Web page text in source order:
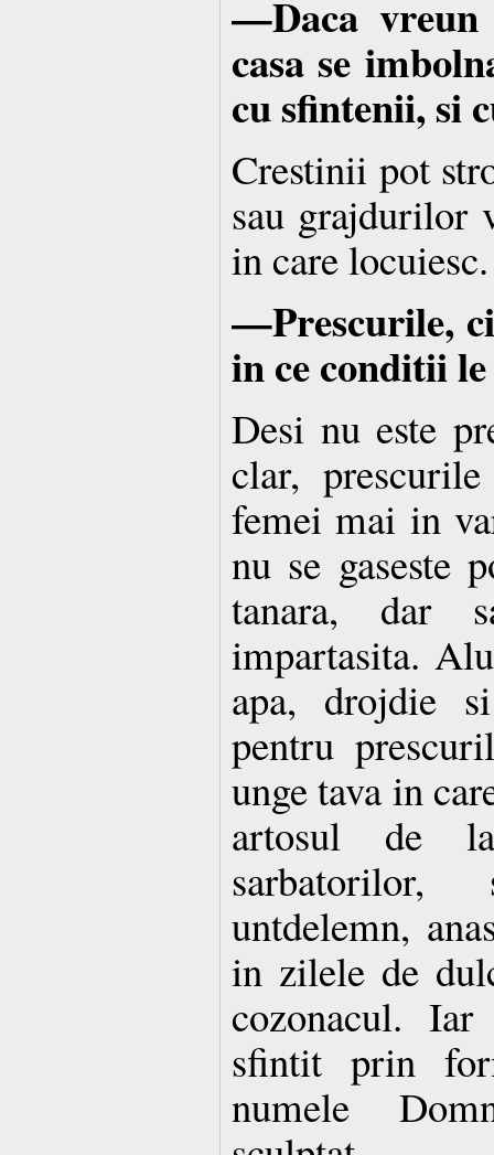
—Daca vreun
casa se
cu sfintenii, si
Crestinii pot
sau grajdurilor
in care locuiesc.
—Prescurile,
in ce conditii
Desi nu este
clar,
femei mai in
nu se gaseste
tanara, dar
impartasita.
apa, drojdie
pentru
unge tava in
artosul de
untdelemn,
in zilele de
cozonacul.
sfintit prin
numele